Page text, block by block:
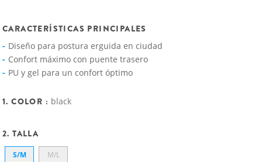
CARACTERÍSTICAS PRINCIPALES
Diseño para postura erguida en ciudad
Confort máximo con puente trasero
PU y gel para un confort óptimo
1. COLOR : black
2. TALLA
S/M M/L